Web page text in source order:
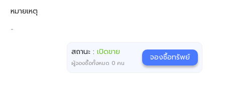
หมายเหตุ
-
สถานะ :เปิดขาย
ผู้จองซื้อทั้งหมด 0 คน
จองซื้อทรัพย์